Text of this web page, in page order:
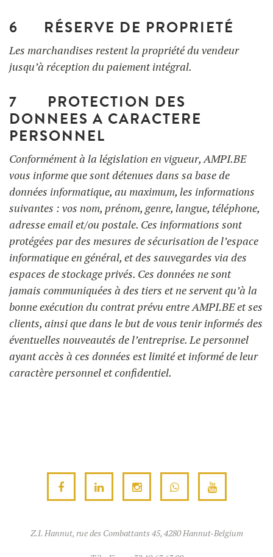
6 RÉSERVE DE PROPRIETÉ
Les marchandises restent la propriété du vendeur
jusqu’à réception du paiement intégral.
7 PROTECTION DES
DONNEES A CARACTERE
PERSONNEL
Conformément à la législation en vigueur, AMPI.BE
vous informe que sont détenues dans sa base de
données informatique, au maximum, les informations
suivantes : vos nom, prénom, genre, langue, téléphone,
adresse email et/ou postale. Ces informations sont
protégées par des mesures de sécurisation de l’espace
informatique en général, et des sauvegardes via des
espaces de stockage privés. Ces données ne sont
jamais communiquées à des tiers et ne servent qu’à la
bonne exécution du contrat prévu entre AMPI.BE et ses
clients, ainsi que dans le but de vous tenir informés des
éventuelles nouveautés de l’entreprise. Le personnel
ayant accès à ces données est limité et informé de leur
caractère personnel et confidentiel.
Z.I. Hannut, rue des Combattants 45, 4280 Hannut-Belgium